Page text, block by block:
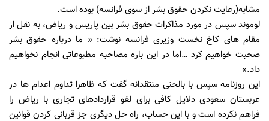
مشابه(رعایت نکردن حقوق بشر از سوی فرانسه) بوده است.
لوموند سپس در مورد مذاکرات حقوق بشر بین پاریس و ریاض، به نقل از
مقام های کاخ نخست وزیری فرانسه نوشت: « ما درباره حقوق بشر
صحبت خواهیم کرد …اما در این باره مصاحبه مطبوعاتی انجام نخواهیم
داد.»
این روزنامه سپس با بالحنی منتقدانه گفت که ظاهرا تداوم اعدام ها در
عربستان سعودی دلایل کافی برای لغو قراردادهای تجاری با ریاض را
فراهم نکرده است و با این حساب، راه حل دیگری جز قربانی کردن قوانین